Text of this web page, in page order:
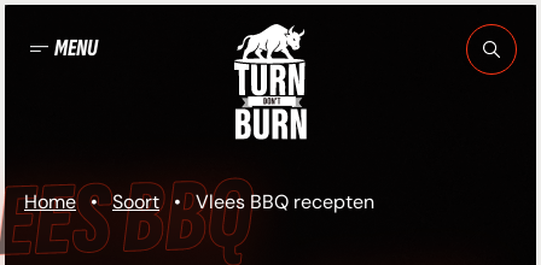
naar MENU
Home • Soort • Vlees BBQ recepten
BBQ